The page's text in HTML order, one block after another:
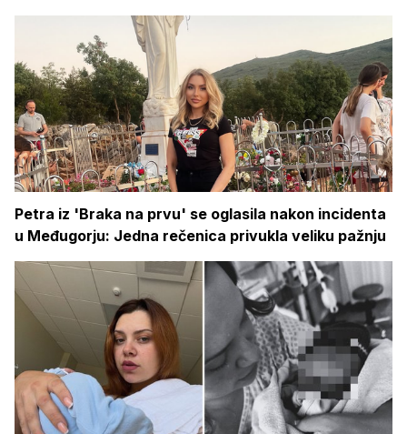
Petra iz 'Braka na prvu' se oglasila nakon incidenta
u Međugorju: Jedna rečenica privukla veliku pažnju